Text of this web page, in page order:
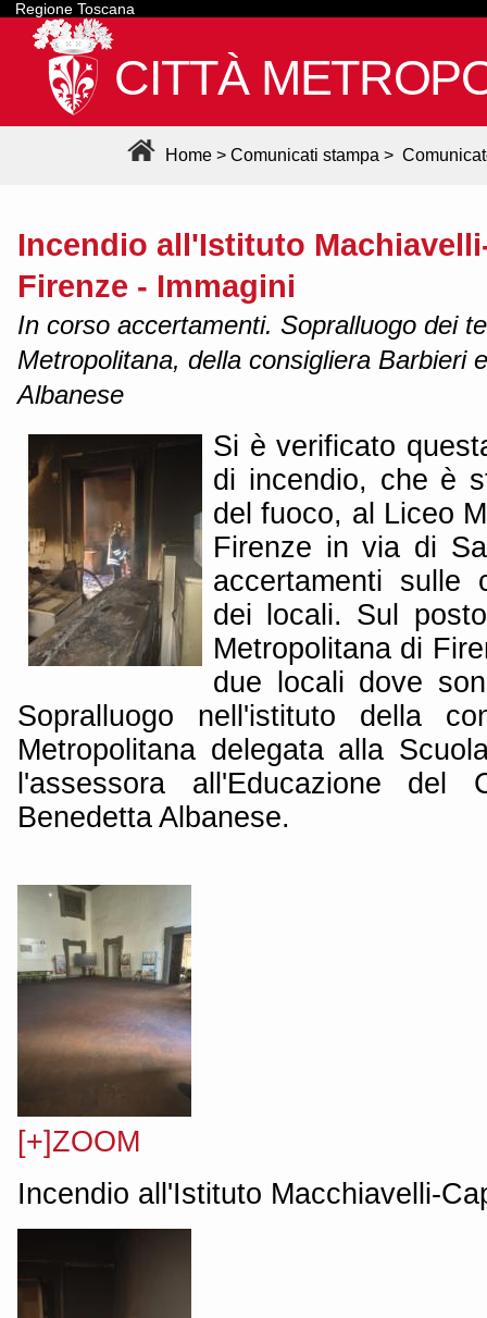
Regione Toscana
CITTÀ
Home > Comunicati stampa >
Incendio all'Istituto
Firenze - Immagini
In corso accertamenti. Sopralluogo dei
Metropolitana, della consigliera Barbieri
Albanese
Si è verificato
di incendio, che è
del fuoco, al Liceo
Firenze in via di
accertamenti sulle
dei locali. Sul
Metropolitana di
due locali dove
Sopralluogo nell'istituto della
Metropolitana delegata alla
l'assessora all'Educazione del
Benedetta Albanese.
[+]ZOOM
Incendio all'Istituto Macchiavelli-